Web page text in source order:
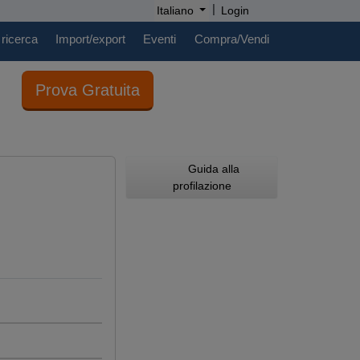
Italiano | Login
Import/export Eventi Compra/Vendi
Prova Gratuita
Guida alla
profilazione